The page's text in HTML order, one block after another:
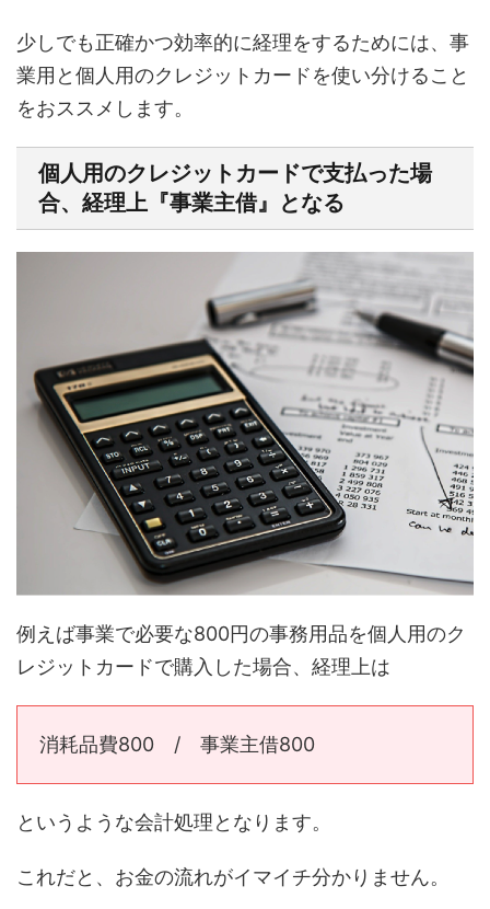
少しでも正確かつ効率的に経理をするためには、事
業用と個人用のクレジットカードを使い分けること
をおススメします。
個人用のクレジットカードで支払った場
合、経理上『事業主借』となる
例えば事業で必要な800円の事務用品を個人用のク
レジットカードで購入した場合、経理上は
消耗品費800 / 事業主借800
というような会計処理となります。
これだと、お金の流れがイマイチ分かりません。